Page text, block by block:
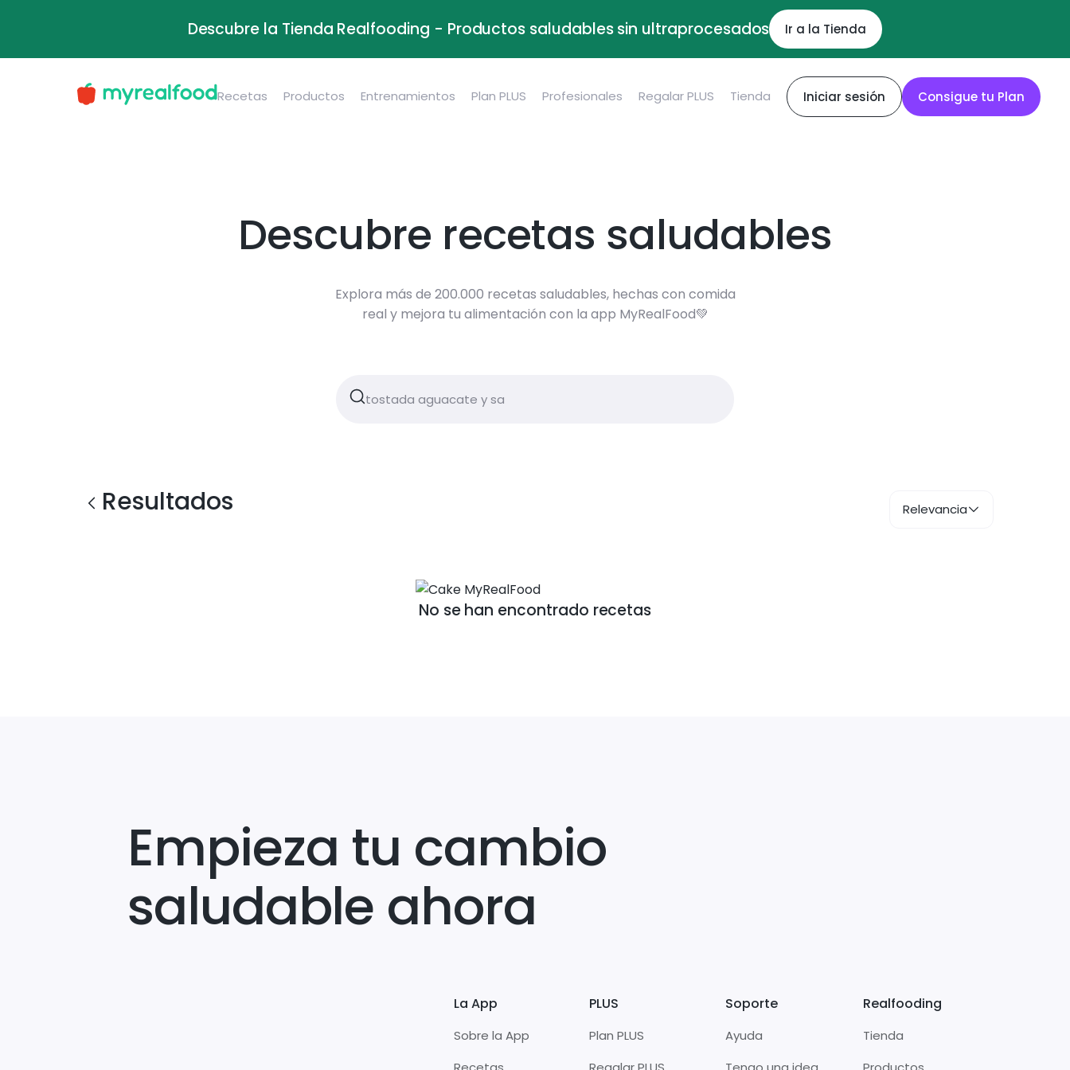
Descubre la Tienda Realfooding - Productos saludables sin ultraprocesados Ir a la Tienda
Recetas Productos Entrenamientos Plan PLUS Profesionales Regalar PLUS Tienda Iniciar sesión Consigue tu Plan
Descubre recetas saludables
Explora más de 200.000 recetas saludables, hechas con comida
real y mejora tu alimentación con la app MyRealFood💚
Resultados Relevancia
No se han encontrado recetas
Empieza tu cambio
saludable ahora
La App
Sobre la App
PLUS
Plan PLUS
Soporte
Ayuda
Realfooding
Tienda